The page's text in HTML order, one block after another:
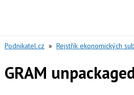
Podnikatel.cz » Rejstřík ekonomických
GRAM